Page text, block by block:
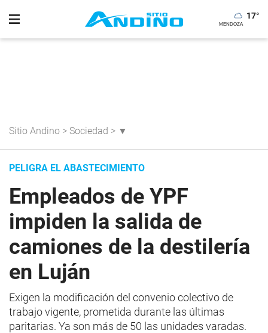
17°
Sitio Andino > Sociedad > ▼
PELIGRA EL ABASTECIMIENTO
Empleados de YPF
impiden la salida de
camiones de la destilería
en Luján
Exigen la modificación del convenio colectivo de
trabajo vigente, prometida durante las últimas
paritarias. Ya son más de 50 las unidades varadas.